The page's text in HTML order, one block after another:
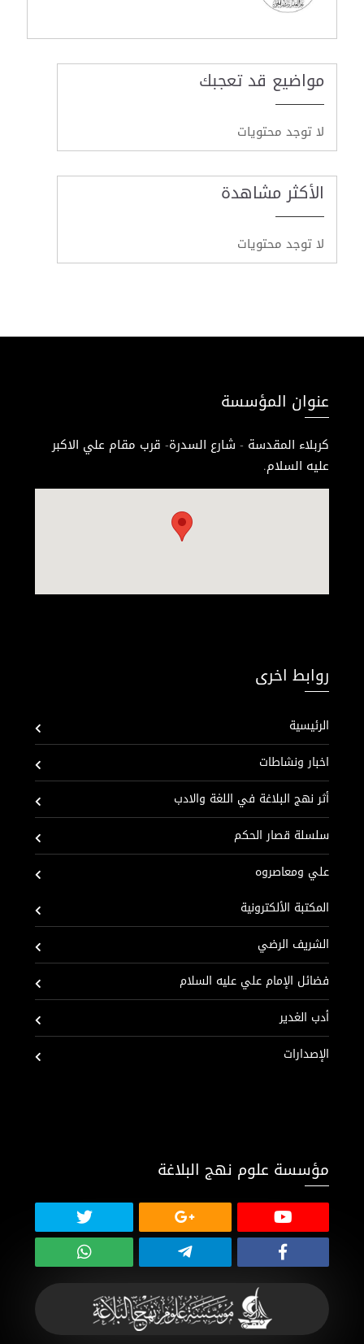
مواضيع قد تعجبك
لا توجد محتويات
الأكثر مشاهدة
لا توجد محتويات
عنوان المؤسسة
كربلاء المقدسة - شارع السدرة- قرب مقام علي الاكبر
عليه السلام.
روابط اخرى
الرئيسية
اخبار ونشاطات
أثر نهج البلاغة في اللغة والادب
سلسلة قصار الحكم
علي ومعاصروه
المكتبة الألكترونية
الشريف الرضي
فضائل الإمام علي عليه السلام
أدب الغدير
الإصدارات
مؤسسة علوم نهج البلاغة